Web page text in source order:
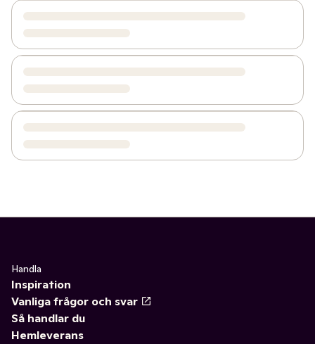
Handla
Inspiration
Vanliga frågor och svar
Så handlar du
Hemleverans